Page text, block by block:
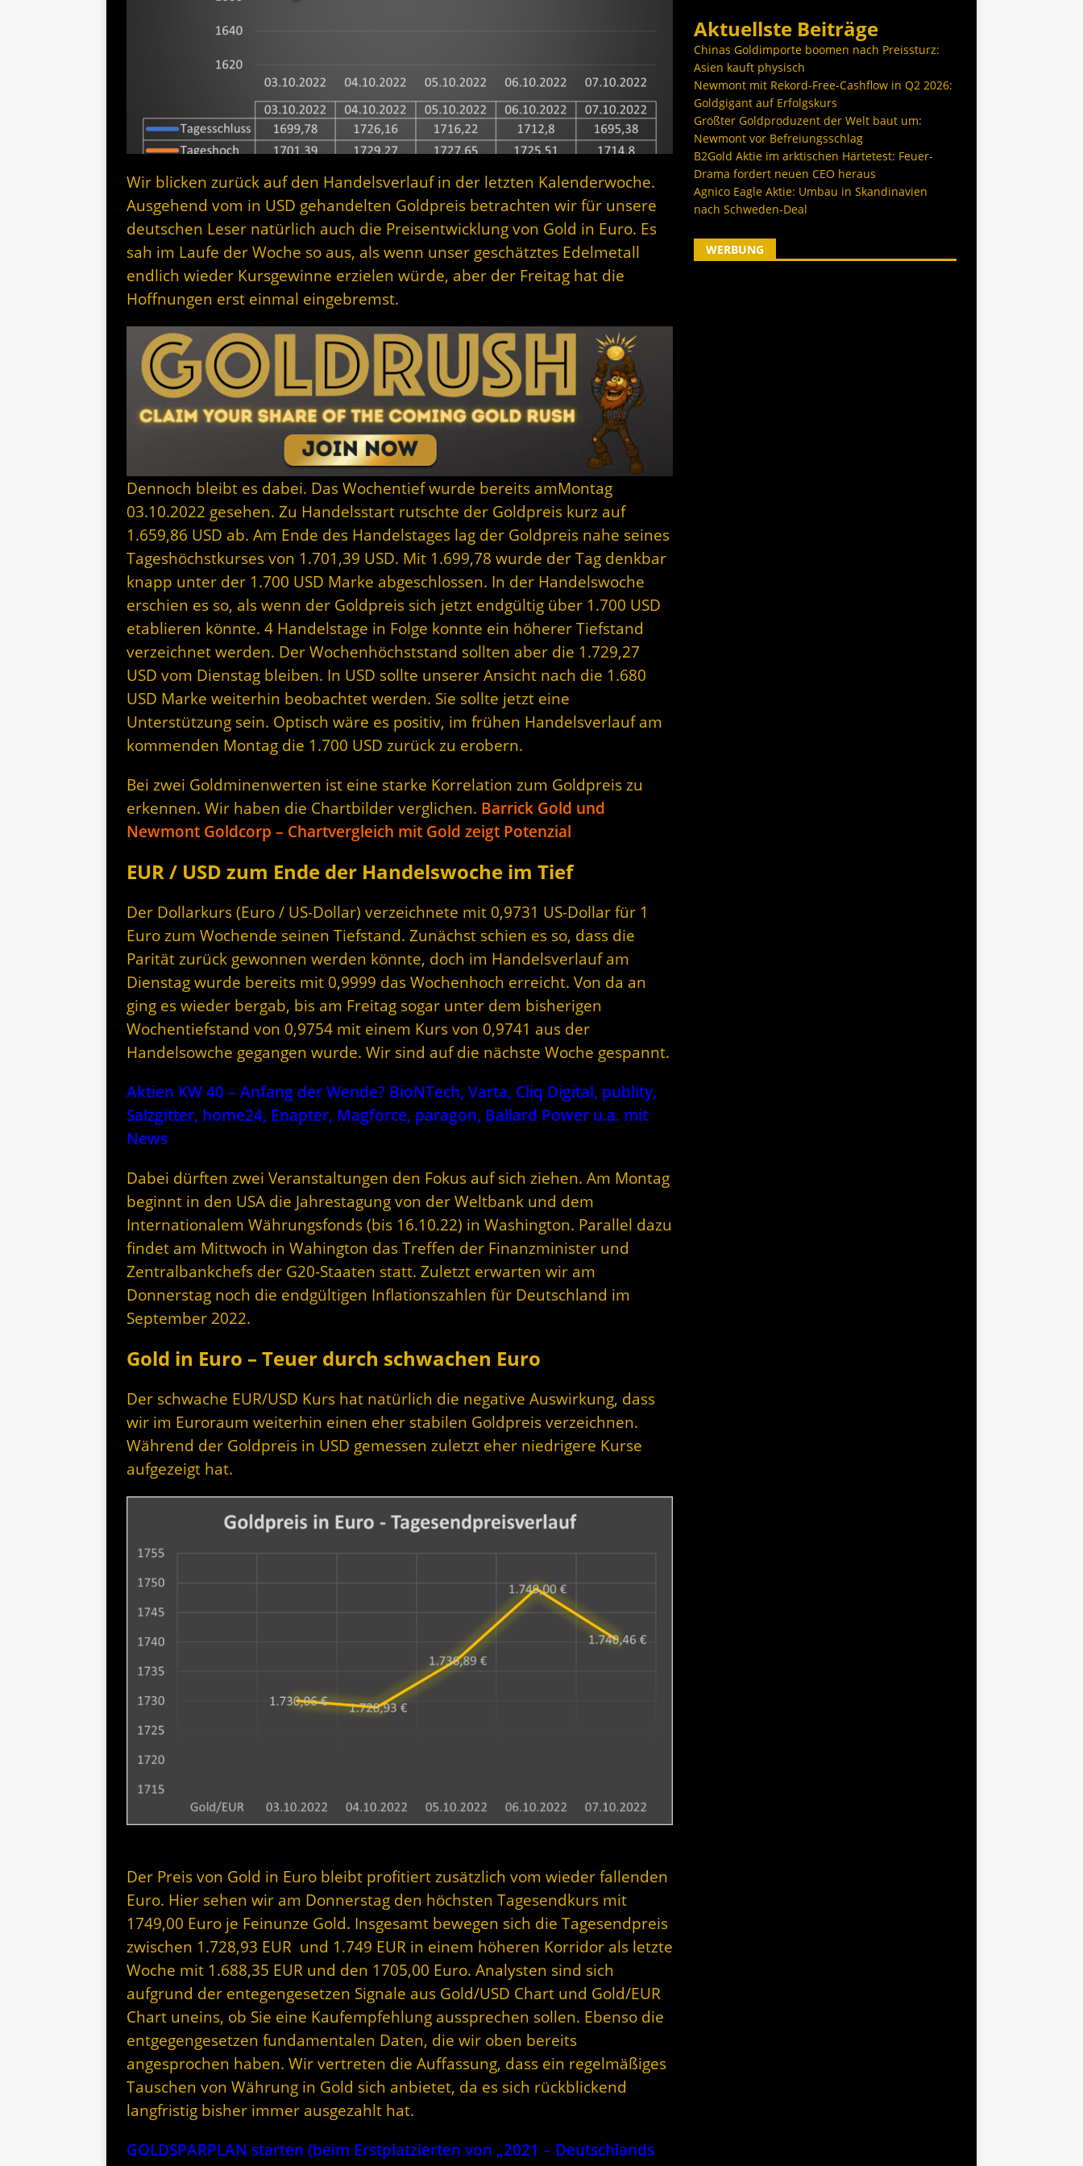
Wir blicken zurück auf den Handelsverlauf in der letzten Kalenderwoche.
Ausgehend vom in USD gehandelten Goldpreis betrachten wir für unsere
deutschen Leser natürlich auch die Preisentwicklung von Gold in Euro. Es
sah im Laufe der Woche so aus, als wenn unser geschätztes Edelmetall
endlich wieder Kursgewinne erzielen würde, aber der Freitag hat die
Hoffnungen erst einmal eingebremst.
Dennoch bleibt es dabei. Das Wochentief wurde bereits amMontag
03.10.2022 gesehen. Zu Handelsstart rutschte der Goldpreis kurz auf
1.659,86 USD ab. Am Ende des Handelstages lag der Goldpreis nahe seines
Tageshöchstkurses von 1.701,39 USD. Mit 1.699,78 wurde der Tag denkbar
knapp unter der 1.700 USD Marke abgeschlossen. In der Handelswoche
erschien es so, als wenn der Goldpreis sich jetzt endgültig über 1.700 USD
etablieren könnte. 4 Handelstage in Folge konnte ein höherer Tiefstand
verzeichnet werden. Der Wochenhöchststand sollten aber die 1.729,27
USD vom Dienstag bleiben. In USD sollte unserer Ansicht nach die 1.680
USD Marke weiterhin beobachtet werden. Sie sollte jetzt eine
Unterstützung sein. Optisch wäre es positiv, im frühen Handelsverlauf am
kommenden Montag die 1.700 USD zurück zu erobern.
Bei zwei Goldminenwerten ist eine starke Korrelation zum Goldpreis zu
erkennen. Wir haben die Chartbilder verglichen. Barrick Gold und
Newmont Goldcorp – Chartvergleich mit Gold zeigt Potenzial
EUR / USD zum Ende der Handelswoche im Tief
Der Dollarkurs (Euro / US-Dollar) verzeichnete mit 0,9731 US-Dollar für 1
Euro zum Wochende seinen Tiefstand. Zunächst schien es so, dass die
Parität zurück gewonnen werden könnte, doch im Handelsverlauf am
Dienstag wurde bereits mit 0,9999 das Wochenhoch erreicht. Von da an
ging es wieder bergab, bis am Freitag sogar unter dem bisherigen
Wochentiefstand von 0,9754 mit einem Kurs von 0,9741 aus der
Handelsowche gegangen wurde. Wir sind auf die nächste Woche gespannt.
Aktien KW 40 – Anfang der Wende? BioNTech, Varta, Cliq Digital, publity,
Salzgitter, home24, Enapter, Magforce, paragon, Ballard Power u.a. mit
News
Dabei dürften zwei Veranstaltungen den Fokus auf sich ziehen. Am Montag
beginnt in den USA die Jahrestagung von der Weltbank und dem
Internationalem Währungsfonds (bis 16.10.22) in Washington. Parallel dazu
findet am Mittwoch in Wahington das Treffen der Finanzminister und
Zentralbankchefs der G20-Staaten statt. Zuletzt erwarten wir am
Donnerstag noch die endgültigen Inflationszahlen für Deutschland im
September 2022.
Gold in Euro – Teuer durch schwachen Euro
Der schwache EUR/USD Kurs hat natürlich die negative Auswirkung, dass
wir im Euroraum weiterhin einen eher stabilen Goldpreis verzeichnen.
Während der Goldpreis in USD gemessen zuletzt eher niedrigere Kurse
aufgezeigt hat.
Der Preis von Gold in Euro bleibt profitiert zusätzlich vom wieder fallenden
Euro. Hier sehen wir am Donnerstag den höchsten Tagesendkurs mit
1749,00 Euro je Feinunze Gold. Insgesamt bewegen sich die Tagesendpreis
zwischen 1.728,93 EUR und 1.749 EUR in einem höheren Korridor als letzte
Woche mit 1.688,35 EUR und den 1705,00 Euro. Analysten sind sich
aufgrund der entegengesetzen Signale aus Gold/USD Chart und Gold/EUR
Chart uneins, ob Sie eine Kaufempfehlung aussprechen sollen. Ebenso die
entgegengesetzen fundamentalen Daten, die wir oben bereits
angesprochen haben. Wir vertreten die Auffassung, dass ein regelmäßiges
Tauschen von Währung in Gold sich anbietet, da es sich rückblickend
langfristig bisher immer ausgezahlt hat.
GOLDSPARPLAN starten (beim Erstplatzierten von „2021 – Deutschlands
Aktuellste Beiträge
Chinas Goldimporte boomen nach Preissturz:
Asien kauft physisch
Newmont mit Rekord-Free-Cashflow in Q2 2026:
Goldgigant auf Erfolgskurs
Größter Goldproduzent der Welt baut um:
Newmont vor Befreiungsschlag
B2Gold Aktie im arktischen Härtetest: Feuer-
Drama fordert neuen CEO heraus
Agnico Eagle Aktie: Umbau in Skandinavien
nach Schweden-Deal
WERBUNG